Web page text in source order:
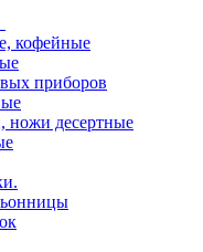
кофейные
приборов
ножи десертные